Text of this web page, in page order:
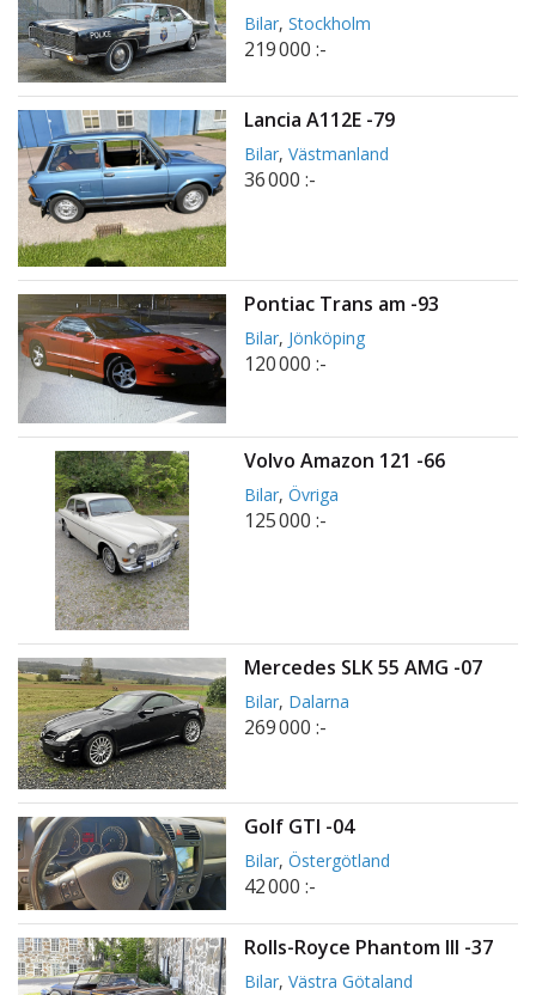
Bilar,Stockholm
219 000 :-
Lancia A112E -79
Bilar,Västmanland
36 000 :-
Pontiac Trans am -93
Bilar, Jönköping
120 000 :-
Volvo Amazon 121 -66
Bilar,Övriga
125 000 :-
Mercedes SLK 55 AMG -07
Bilar, Dalarna
269 000 :-
Golf GTI -04
Bilar,Östergötland
42 000 :-
Rolls-Royce Phantom III -37
Bilar,Västra Götaland